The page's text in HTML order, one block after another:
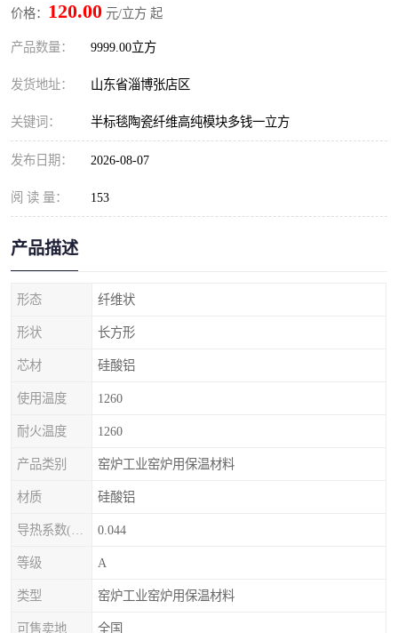
价格： 120.00 元/立方 起
产品数量： 9999.00立方
发货地址： 山东省淄博张店区
关键词： 半标毯陶瓷纤维高纯模块多钱一立方
发布日期： 2026-08-07
阅 读 量： 153
产品描述
形态 纤维状
形状 长方形
芯材 硅酸铝
使用温度 1260
耐火温度 1260
产品类别 窑炉工业窑炉用保温材料
材质 硅酸铝
0.044
等级 A
类型 窑炉工业窑炉用保温材料
可售卖地 全国